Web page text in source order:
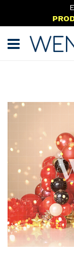
para
o
final
da
de
imagens